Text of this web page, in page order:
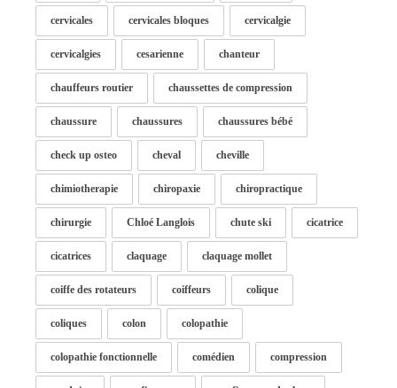
cervicales cervicales bloques cervicalgie
cervicalgies cesarienne chanteur
chauffeurs routier chaussettes de compression
chaussure chaussures chaussures bébé
check up osteo cheval cheville
chimiotherapie chiropaxie chiropractique
chirurgie Chloé Langlois chute ski cicatrice
cicatrices claquage claquage mollet
coiffe des rotateurs coiffeurs colique
coliques colon colopathie
colopathie fonctionnelle comédien compression